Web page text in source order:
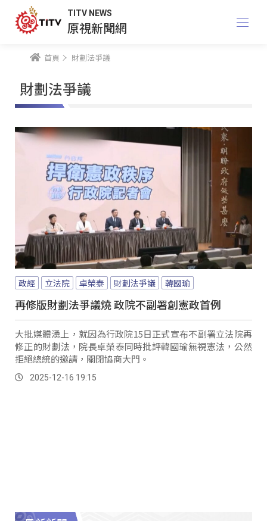
TITV NEWS
原視新聞網
首頁 財劃法爭議
財劃法爭議
政經 立法院 卓榮泰 財劃法爭議 韓國瑜
再修版財劃法爭議燒 政院不副署創憲政首例
大批媒體湧上，就因為行政院15日正式宣布不副署立法院再
修正的財劃法，院長卓榮泰同時批評韓國瑜無視憲法，公然
拒絕總統的邀請，關閉協商大門。
2025-12-16 19:15